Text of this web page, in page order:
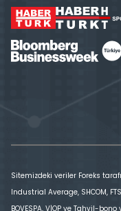
Sitemizdeki veriler Foreks
Industrial Average, SHCOM,
BOVESPA, VİOP ve Tahvil-bono